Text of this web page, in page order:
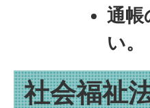
通帳
い。
社会福祉